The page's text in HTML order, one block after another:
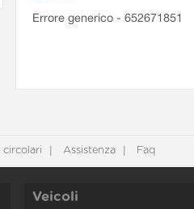
Errore generico - 652671851
circolari Assistenza Faq
Veicoli